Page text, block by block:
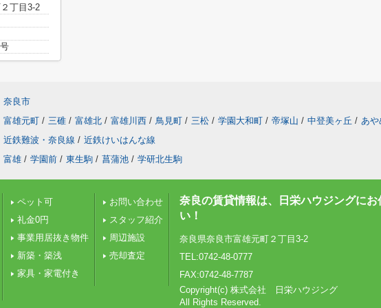
丁目3-2
奈良市
富雄元町 / 三碓 / 富雄北 / 富雄川西 / 鳥見町 / 三松 / 学園大和町 / 帝塚山 / 中登美ヶ丘 / あや
近鉄難波・奈良線 / 近鉄けいはんな線
富雄 / 学園前 / 東生駒 / 菖蒲池 / 学研北生駒
ペット可
礼金0円
事業用居抜き物件
新築・築浅
家具・家電付き
お問い合わせ
スタッフ紹介
周辺施設
売却査定
奈良の賃貸情報は、日栄ハウジングにお
い！
奈良県奈良市富雄元町２丁目3-2
TEL:0742-48-0777
FAX:0742-48-7787
Copyright(c) 株式会社 日栄ハウジング
All Rights Reserved.